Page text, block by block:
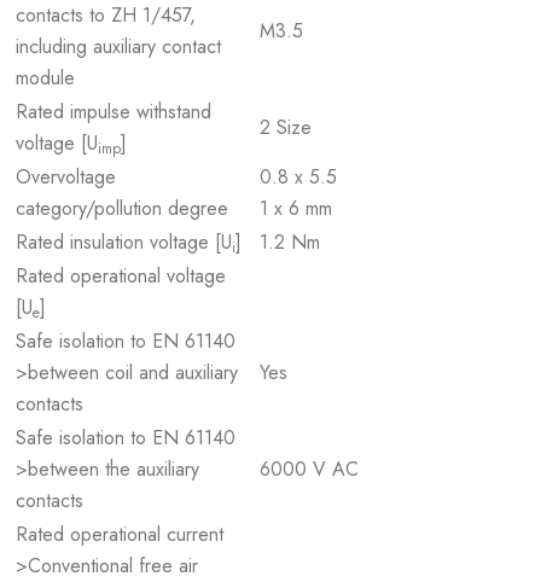
contacts to ZH 1/457,
including auxiliary contact
module
M3.5
Rated impulse withstand
voltage [Uimp]
2 Size
Overvoltage
category/pollution degree
0.8 x 5.5
1 x 6 mm
Rated insulation voltage [Ui]
1.2 Nm
Rated operational voltage
[Ue]
Safe isolation to EN 61140
>between coil and auxiliary
contacts
Yes
Safe isolation to EN 61140
>between the auxiliary
contacts
6000 V AC
Rated operational current
>Conventional free air